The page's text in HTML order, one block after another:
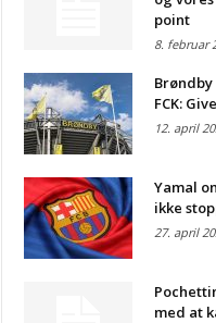
point
8. februar
FCK:
12. april
Yamal
ikke
27. april
med at